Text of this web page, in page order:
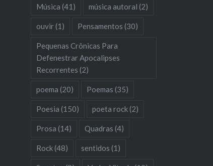
Música (41) música autoral (2)
ouvir(1) Pensamentos (30)
Pequenas Crônicas Para
Defenestrar Apocalipses
Recorrentes (2)
poema (20) Poemas (35)
Poesia (150) poeta rock(2)
Prosa (14) Quadras (4)
Rock(48) sentidos (1)